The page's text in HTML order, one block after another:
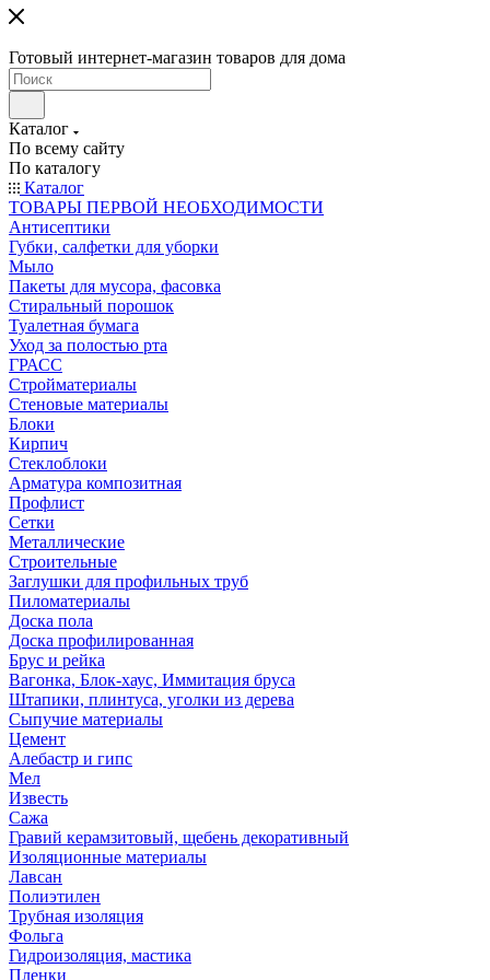
Готовый интернет-магазин товаров для дома
Каталог
По всему сайту
По каталогу
Каталог
ТОВАРЫ ПЕРВОЙ НЕОБХОДИМОСТИ
Антисептики
Губки, салфетки для уборки
Мыло
Пакеты для мусора, фасовка
Стиральный порошок
Туалетная бумага
Уход за полостью рта
ГРАСС
Стройматериалы
Стеновые материалы
Блоки
Кирпич
Стеклоблоки
Арматура композитная
Профлист
Сетки
Металлические
Строительные
Заглушки для профильных труб
Пиломатериалы
Доска пола
Доска профилированная
Брус и рейка
Вагонка, Блок-хаус, Иммитация бруса
Штапики, плинтуса, уголки из дерева
Сыпучие материалы
Цемент
Алебастр и гипс
Мел
Известь
Сажа
Гравий керамзитовый, щебень декоративный
Изоляционные материалы
Лавсан
Полиэтилен
Трубная изоляция
Фольга
Гидроизоляция, мастика
Пленки